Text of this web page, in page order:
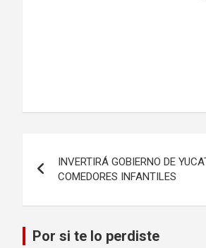
de
entradas
INVERTIRÁ GOBIERNO DE
COMEDORES INFANTILES
Por si te lo perdiste